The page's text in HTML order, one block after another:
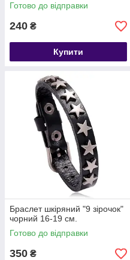
Готово до відправки
240 ₴
Купити
Браслет шкіряний "9 зірочок"
чорний 16-19 см.
Готово до відправки
350 ₴